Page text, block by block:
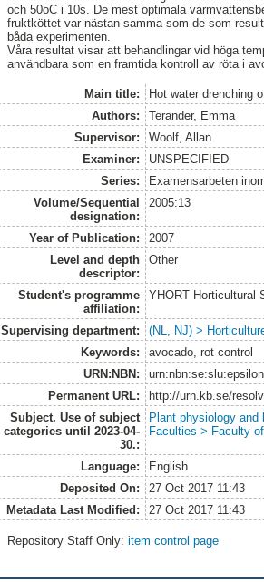
och 50oC i 10s. De mest optimala
fruktköttet var nästan samma som de som
båda experimenten.
Våra resultat visar att behandlingar vid höga
användbara som en framtida kontroll av röta i
Main title:
Hot water drenching
Authors:
Terander, Emma
Supervisor:
Woolf, Allan
Examiner:
UNSPECIFIED
Series:
Examensarbeten
Volume/Sequential
designation:
2005:13
Year of Publication:
2007
Level and depth
descriptor:
Other
Student's programme
affiliation:
YHORT Horticultural
Supervising department:
(NL, NJ) >
Keywords:
avocado, rot control
URN:NBN:
Permanent URL:
http://urn.kb.se/
Subject. Use of subject
categories until 2023-04-
30.:
Plant physiology and
Faculties > Faculty
Language:
English
Deposited On:
27 Oct 2017 11:43
Metadata Last Modified:
27 Oct 2017 11:43
Repository Staff Only:item control page